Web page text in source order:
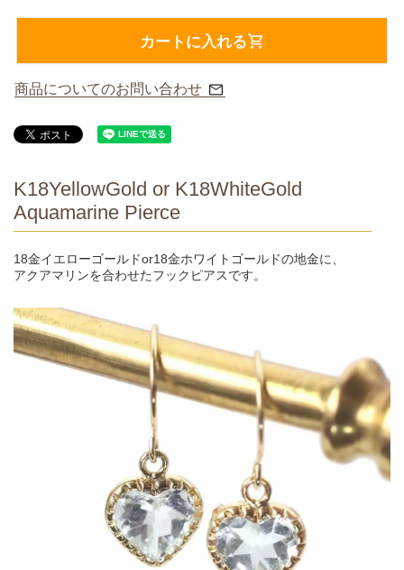
カートに入れる
商品についてのお問い合わせ
K18YellowGold or K18WhiteGold
Aquamarine Pierce
18金イエローゴールドor18金ホワイトゴールドの地金に、
アクアマリンを合わせたフックピアスです。